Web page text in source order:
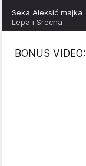
Seka Aleksić majka
Lepa i Srecna
BONUS VIDEO: